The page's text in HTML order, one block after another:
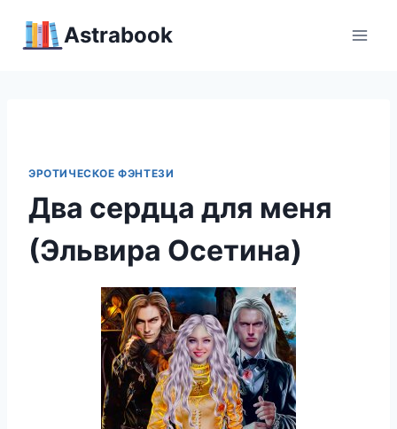
Аstrabook
ЭРОТИЧЕСКОЕ ФЭНТЕЗИ
Два сердца для меня
(Эльвира Осетина)